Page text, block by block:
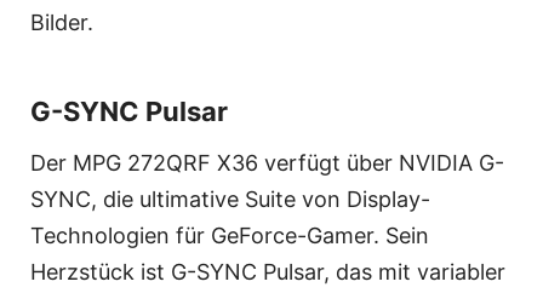
Bilder.
G-SYNC Pulsar
Der MPG 272QRF X36 verfügt über NVIDIA G-
SYNC, die ultimative Suite von Display-
Technologien für GeForce-Gamer. Sein
Herzstück ist G-SYNC Pulsar, das mit variabler